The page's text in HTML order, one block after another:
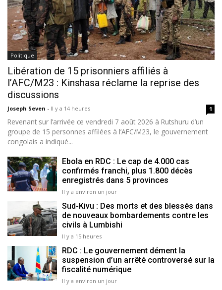
Politique
Libération de 15 prisonniers affiliés à
l’AFC/M23 : Kinshasa réclame la reprise des
discussions
Joseph Seven - Il y a 14 heures 1
Revenant sur l’arrivée ce vendredi 7 août 2026 à Rutshuru d’un
groupe de 15 personnes affilées à l’AFC/M23, le gouvernement
congolais a indiqué...
Ebola en RDC : Le cap de 4.000 cas
confirmés franchi, plus 1.800 décès
enregistrés dans 5 provinces
Il y a environ un jour
Sud-Kivu : Des morts et des blessés dans
de nouveaux bombardements contre les
civils à Lumbishi
Il y a 15 heures
RDC : Le gouvernement dément la
suspension d’un arrêté controversé sur la
fiscalité numérique
Il y a environ un jour